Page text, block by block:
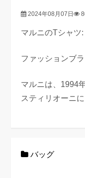
2024年08月07日
マルニのTシャツ
ファッションブ
マルニは、1994
スティリオーニ
バッグ